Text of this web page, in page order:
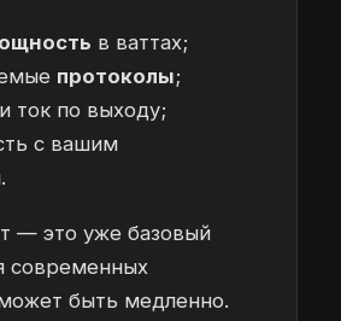
в ваттах;
протоколы;
ток по выходу;
с вашим
— это уже базовый
современных
быть медленно.